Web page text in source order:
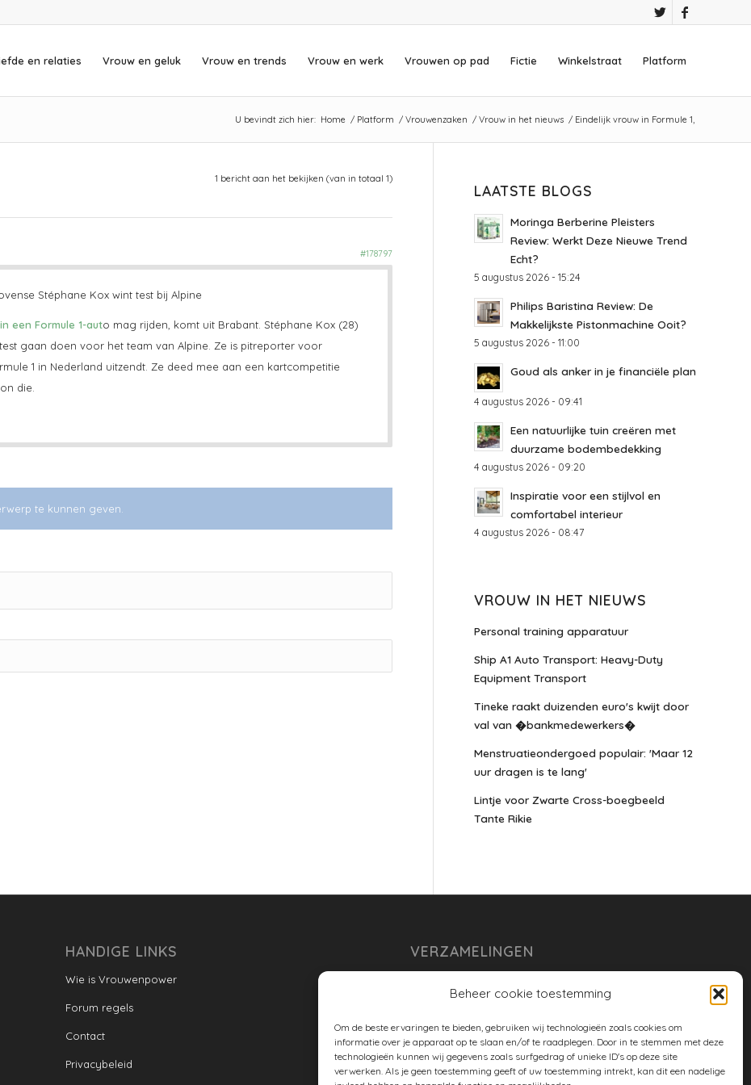
Beheer cookie toestemming
Om de beste ervaringen te bieden, gebruiken wij technologieën zoals cookies om
informatie over je apparaat op te slaan en/of te raadplegen. Door in te stemmen met deze
technologieën kunnen wij gegevens zoals surfgedrag of unieke ID's op deze site
verwerken. Als je geen toestemming geeft of uw toestemming intrekt, kan dit een nadelige
en relaties Vrouw en geluk Vrouw en trends Vrouw en werk Vrouwen op pad Fictie Winkelstraat Platform
U bevindt zich hier: Home / Platform / Vrouwenzaken / Vrouw in het nieuws / Eindelijk vrouw in Formule 1,
1 bericht aan het bekijken (van in totaal 1)
#178797
Stéphane Kox wint test bij Alpine
een Formule 1-auto mag rijden, komt uit Brabant. Stéphane Kox (28)
gaan doen voor het team van Alpine. Ze is pitreporter voor
1 in Nederland uitzendt. Ze deed mee aan een kartcompetitie
die.
te kunnen geven.
LAATSTE BLOGS
Moringa Berberine Pleisters
Review: Werkt Deze Nieuwe Trend
Echt?
5 augustus 2026 - 15:24
Philips Baristina Review: De
Makkelijkste Pistonmachine Ooit?
5 augustus 2026 - 11:00
Goud als anker in je financiële plan
4 augustus 2026 - 09:41
Een natuurlijke tuin creëren met
duurzame bodembedekking
4 augustus 2026 - 09:20
Inspiratie voor een stijlvol en
comfortabel interieur
4 augustus 2026 - 08:47
VROUW IN HET NIEUWS
Personal training apparatuur
Ship A1 Auto Transport: Heavy-Duty
Equipment Transport
Tineke raakt duizenden euro's kwijt door
val van �bankmedewerkers�
Menstruatieondergoed populair: 'Maar 12
uur dragen is te lang'
Lintje voor Zwarte Cross-boegbeeld
Tante Rikie
HANDIGE LINKS
Wie is Vrouwenpower
Forum regels
Contact
Privacybeleid
VERZAMELINGEN
huishouden
spreekwoorden en gezegden